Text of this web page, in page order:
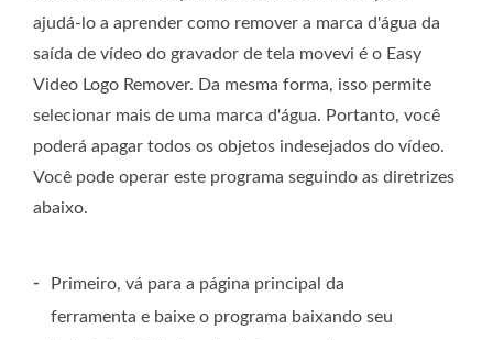
ajudá-lo a aprender como remover a marca d'água da
saída de vídeo do gravador de tela movevi é o Easy
Video Logo Remover. Da mesma forma, isso permite
selecionar mais de uma marca d'água. Portanto, você
poderá apagar todos os objetos indesejados do vídeo.
Você pode operar este programa seguindo as diretrizes
abaixo.
-
Primeiro, vá para a página principal da
ferramenta e baixe o programa baixando seu